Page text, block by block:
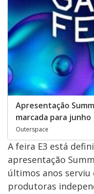
Apresentação
marcada para junho
Outerspace
A feira E3 está
apresentação
últimos anos
produtoras